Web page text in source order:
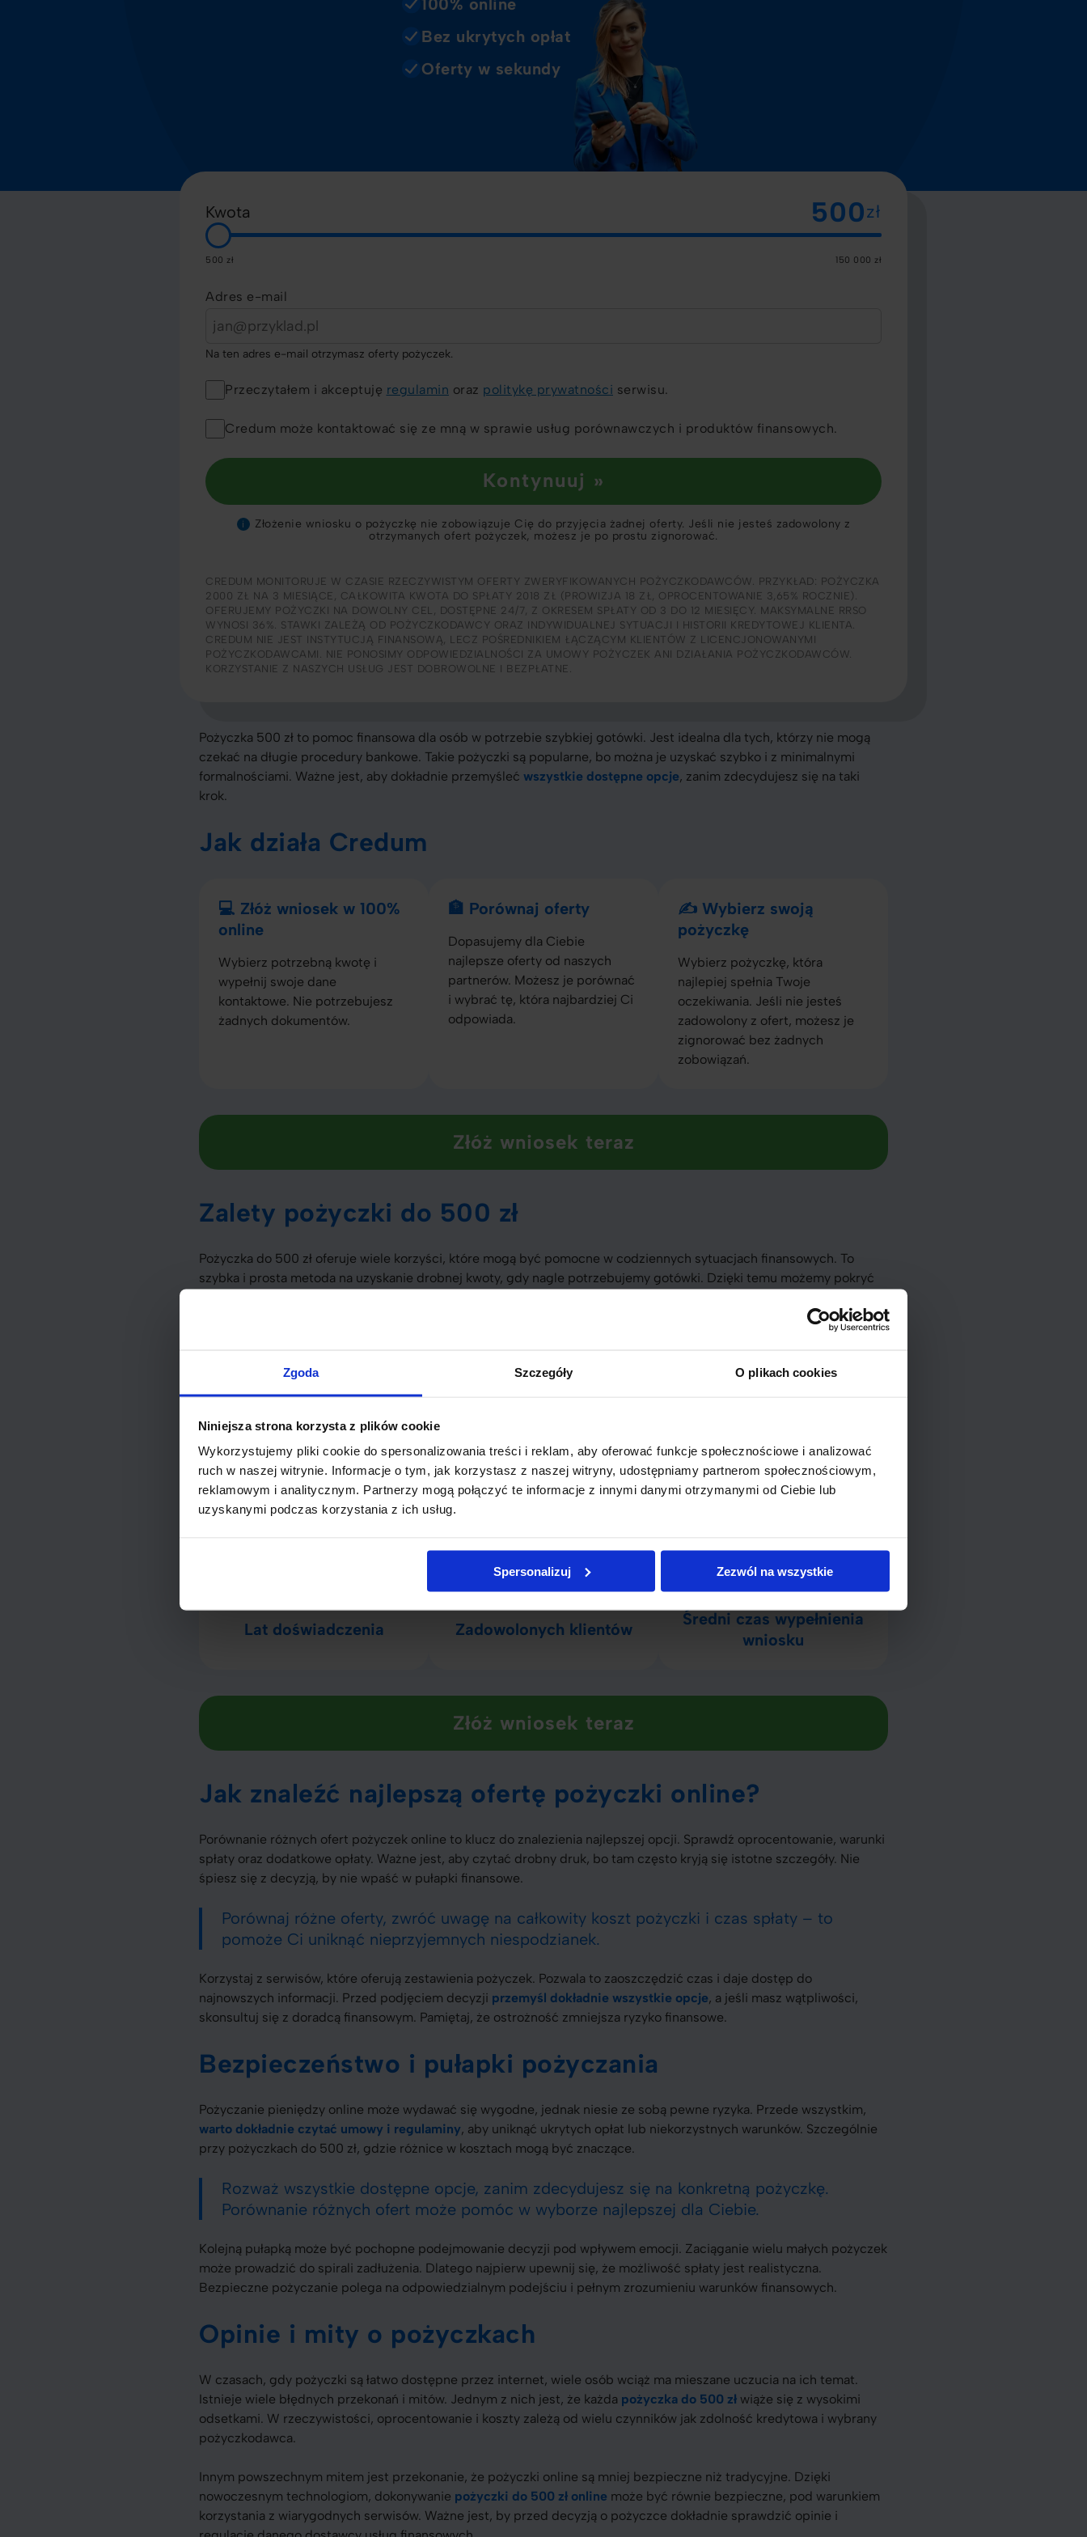
Zgoda Szczegóły O plikach cookies
Niniejsza strona korzysta z plików cookie
Wykorzystujemy pliki cookie do spersonalizowania treści i reklam, aby oferować funkcje społecznościowe i analizować
ruch w naszej witrynie. Informacje o tym, jak korzystasz z naszej witryny, udostępniamy partnerom społecznościowym,
reklamowym i analitycznym. Partnerzy mogą połączyć te informacje z innymi danymi otrzymanymi od Ciebie lub
uzyskanymi podczas korzystania z ich usług.
Spersonalizuj Zezwól na wszystkie
Bez ukrytych opłat
Oferty w sekundy
Kwota zł
500 zł 150 000 zł
Adres e-mail
Na ten adres e-mail otrzymasz oferty pożyczek.
Przeczytałem i akceptuję regulamin oraz politykę prywatności serwisu.
Credum może kontaktować się ze mną w sprawie usług porównawczych i produktów finansowych.
Kontynuuj »
i
Złożenie wniosku o pożyczkę nie zobowiązuje Cię do przyjęcia żadnej oferty. Jeśli nie jesteś zadowolony z
otrzymanych ofert pożyczek, możesz je po prostu zignorować.
CREDUM MONITORUJE W CZASIE RZECZYWISTYM OFERTY ZWERYFIKOWANYCH POŻYCZKODAWCÓW. PRZYKŁAD: POŻYCZKA
2000 ZŁ NA 3 MIESIĄCE, CAŁKOWITA KWOTA DO SPŁATY 2018 ZŁ (PROWIZJA 18 ZŁ, OPROCENTOWANIE 3,65% ROCZNIE).
OFERUJEMY POŻYCZKI NA DOWOLNY CEL, DOSTĘPNE 24/7, Z OKRESEM SPŁATY OD 3 DO 12 MIESIĘCY. MAKSYMALNE RRSO
WYNOSI 36%. STAWKI ZALEŻĄ OD POŻYCZKODAWCY ORAZ INDYWIDUALNEJ SYTUACJI I HISTORII KREDYTOWEJ KLIENTA.
CREDUM NIE JEST INSTYTUCJĄ FINANSOWĄ, LECZ POŚREDNIKIEM ŁĄCZĄCYM KLIENTÓW Z LICENCJONOWANYMI
POŻYCZKODAWCAMI. NIE PONOSIMY ODPOWIEDZIALNOŚCI ZA UMOWY POŻYCZEK ANI DZIAŁANIA POŻYCZKODAWCÓW.
KORZYSTANIE Z NASZYCH USŁUG JEST DOBROWOLNE I BEZPŁATNE.
Pożyczka 500 zł to pomoc finansowa dla osób w potrzebie szybkiej gotówki. Jest idealna dla tych, którzy nie mogą
czekać na długie procedury bankowe. Takie pożyczki są popularne, bo można je uzyskać szybko i z minimalnymi
formalnościami. Ważne jest, aby dokładnie przemyśleć wszystkie dostępne opcje, zanim zdecydujesz się na taki
krok.
Jak działa Credum
💻 Złóż wniosek w 100%
online
Wybierz potrzebną kwotę i
wypełnij swoje dane
kontaktowe. Nie potrzebujesz
żadnych dokumentów.
🏦 Porównaj oferty
Dopasujemy dla Ciebie
najlepsze oferty od naszych
partnerów. Możesz je porównać
i wybrać tę, która najbardziej Ci
odpowiada.
✍️ Wybierz swoją
pożyczkę
Wybierz pożyczkę, która
najlepiej spełnia Twoje
oczekiwania. Jeśli nie jesteś
zadowolony z ofert, możesz je
zignorować bez żadnych
zobowiązań.
Złóż wniosek teraz
Zalety pożyczki do 500 zł
Pożyczka do 500 zł oferuje wiele korzyści, które mogą być pomocne w codziennych sytuacjach finansowych. To
szybka i prosta metoda na uzyskanie drobnej kwoty, gdy nagle potrzebujemy gotówki. Dzięki temu możemy pokryć
Szybki dostęp do gotówki – wiele firm oferuje możliwość uzyskania pożyczki online w zaledwie kilka minut.
spiralę długów.
Credum w liczbach
Lat doświadczenia
250 000 +
Zadowolonych klientów
5min
Średni czas wypełnienia
wniosku
Złóż wniosek teraz
Jak znaleźć najlepszą ofertę pożyczki online?
Porównanie różnych ofert pożyczek online to klucz do znalezienia najlepszej opcji. Sprawdź oprocentowanie, warunki
spłaty oraz dodatkowe opłaty. Ważne jest, aby czytać drobny druk, bo tam często kryją się istotne szczegóły. Nie
śpiesz się z decyzją, by nie wpaść w pułapki finansowe.
Porównaj różne oferty, zwróć uwagę na całkowity koszt pożyczki i czas spłaty – to
pomoże Ci uniknąć nieprzyjemnych niespodzianek.
Korzystaj z serwisów, które oferują zestawienia pożyczek. Pozwala to zaoszczędzić czas i daje dostęp do
najnowszych informacji. Przed podjęciem decyzji przemyśl dokładnie wszystkie opcje, a jeśli masz wątpliwości,
skonsultuj się z doradcą finansowym. Pamiętaj, że ostrożność zmniejsza ryzyko finansowe.
Bezpieczeństwo i pułapki pożyczania
Pożyczanie pieniędzy online może wydawać się wygodne, jednak niesie ze sobą pewne ryzyka. Przede wszystkim,
warto dokładnie czytać umowy i regulaminy, aby uniknąć ukrytych opłat lub niekorzystnych warunków. Szczególnie
przy pożyczkach do 500 zł, gdzie różnice w kosztach mogą być znaczące.
Rozważ wszystkie dostępne opcje, zanim zdecydujesz się na konkretną pożyczkę.
Porównanie różnych ofert może pomóc w wyborze najlepszej dla Ciebie.
Kolejną pułapką może być pochopne podejmowanie decyzji pod wpływem emocji. Zaciąganie wielu małych pożyczek
może prowadzić do spirali zadłużenia. Dlatego najpierw upewnij się, że możliwość spłaty jest realistyczna.
Bezpieczne pożyczanie polega na odpowiedzialnym podejściu i pełnym zrozumieniu warunków finansowych.
Opinie i mity o pożyczkach
W czasach, gdy pożyczki są łatwo dostępne przez internet, wiele osób wciąż ma mieszane uczucia na ich temat.
Istnieje wiele błędnych przekonań i mitów. Jednym z nich jest, że każda pożyczka do 500 zł wiąże się z wysokimi
odsetkami. W rzeczywistości, oprocentowanie i koszty zależą od wielu czynników jak zdolność kredytowa i wybrany
pożyczkodawca.
Innym powszechnym mitem jest przekonanie, że pożyczki online są mniej bezpieczne niż tradycyjne. Dzięki
nowoczesnym technologiom, dokonywanie pożyczki do 500 zł online może być równie bezpieczne, pod warunkiem
korzystania z wiarygodnych serwisów. Ważne jest, by przed decyzją o pożyczce dokładnie sprawdzić opinie i